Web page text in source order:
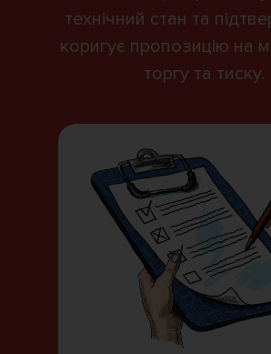
технічний стан та
коригує пропозицію на
торгу та тиску.